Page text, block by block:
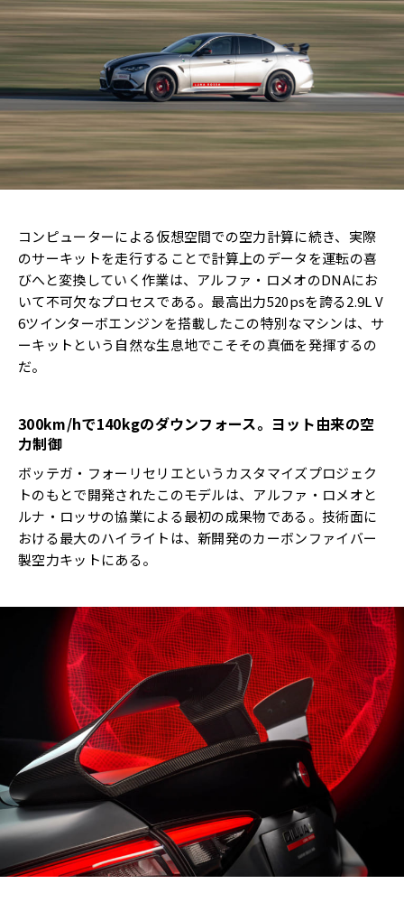
コンピューターによる仮想空間での空力計算に続き、実際
のサーキットを走行することで計算上のデータを運転の喜
びへと変換していく作業は、アルファ・ロメオのDNAにお
いて不可欠なプロセスである。最高出力520psを誇る2.9L V
6ツインターボエンジンを搭載したこの特別なマシンは、サ
ーキットという自然な生息地でこそその真価を発揮するの
だ。
300km/hで140kgのダウンフォース。ヨット由来の空
力制御
ボッテガ・フォーリセリエというカスタマイズプロジェク
トのもとで開発されたこのモデルは、アルファ・ロメオと
ルナ・ロッサの協業による最初の成果物である。技術面に
おける最大のハイライトは、新開発のカーボンファイバー
製空力キットにある。